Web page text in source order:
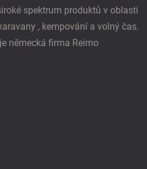
spektrum produktů v oblasti
, kempování a volný čas.
německá firma Reimo